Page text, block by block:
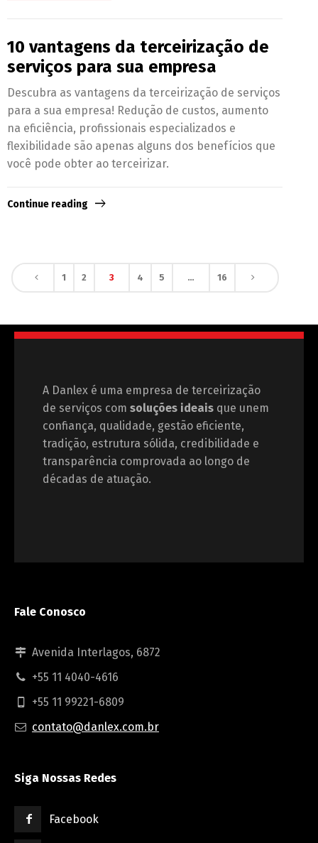
10 vantagens da terceirização de
serviços para sua empresa
Descubra as vantagens da terceirização de serviços
para a sua empresa! Redução de custos, aumento
na eficiência, profissionais especializados e
flexibilidade são apenas alguns dos benefícios que
você pode obter ao terceirizar.
Continue reading
1 2 3 4 5 … 16
A Danlex é uma empresa de terceirização
de serviços com soluções ideais que unem
confiança, qualidade, gestão eficiente,
tradição, estrutura sólida, credibilidade e
transparência comprovada ao longo de
décadas de atuação.
Fale Conosco
Avenida Interlagos, 6872
+55 11 4040-4616
+55 11 99221-6809
contato@danlex.com.br
Siga Nossas Redes
Facebook